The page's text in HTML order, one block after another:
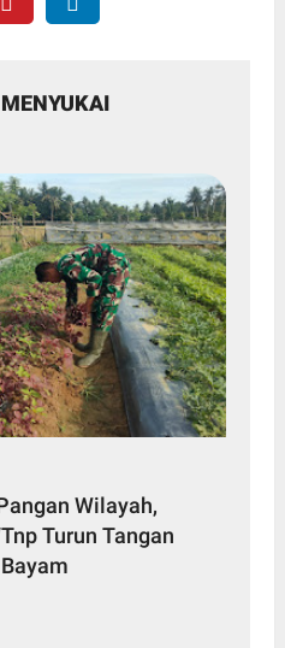
Wilayah,
Turun Tangan